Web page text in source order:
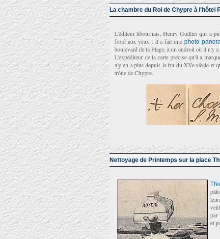
La chambre du Roi de Chypre à l'hôtel
L'éditeur libournais, Henry Guillier qui a
froid aux yeux : il a fait unephoto
boulevard de la Plage, à un endroit où il n'y
L'expéditeur de la carte précise qu'il a
n'y en a plus depuis la fin du XVe siècle et
trône de Chypre.
Nettoyage de Printemps sur la place
par
et